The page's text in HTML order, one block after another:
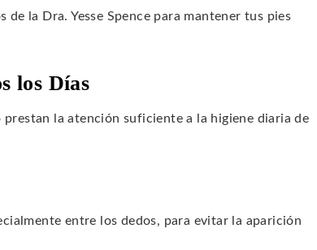
la Dra. Yesse Spence para mantener tus pies
los Días
la atención suficiente a la higiene diaria de
entre los dedos, para evitar la aparición